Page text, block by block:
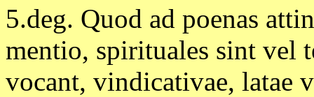
5.deg. Quod ad poenas
mentio, spirituales sint vel
vocant, vindicativae, latae